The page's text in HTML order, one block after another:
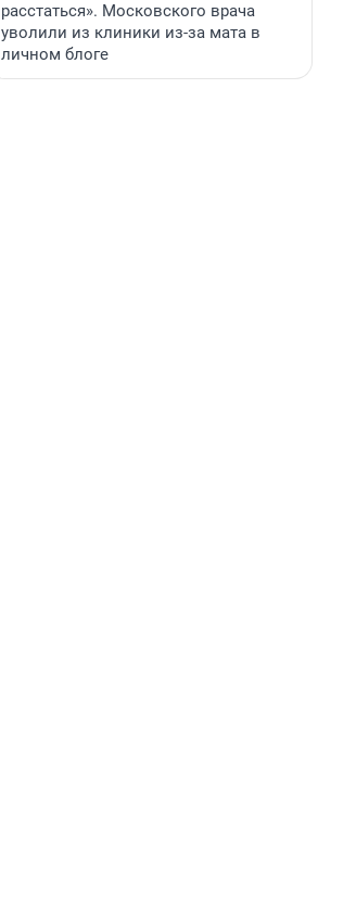
расстаться». Московского врача
уволили из клиники из-за мата в
личном блоге